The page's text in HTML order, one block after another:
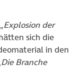
Explosion der
sich die
in den
Die Branche